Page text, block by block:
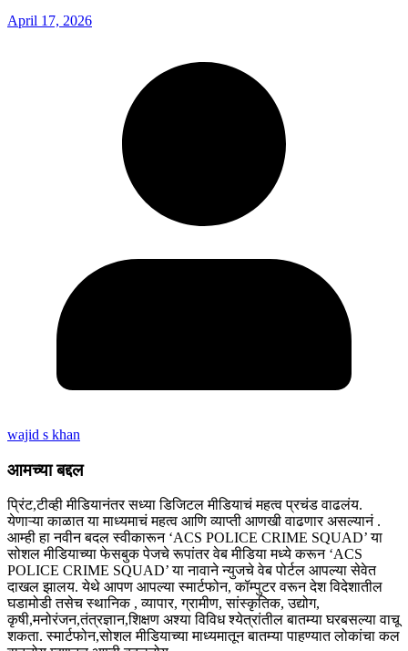
April 17, 2026
wajid s khan
आमच्या बद्दल
प्रिंट,टीव्ही मीडियानंतर सध्या डिजिटल मीडियाचं महत्व प्रचंड वाढलंय.
येणाऱ्या काळात या माध्यमाचं महत्व आणि व्याप्ती आणखी वाढणार असल्यानं .
आम्ही हा नवीन बदल स्वीकारून ‘ACS POLICE CRIME SQUAD’ या
सोशल मीडियाच्या फेसबुक पेजचे रूपांतर वेब मीडिया मध्ये करून ‘ACS
POLICE CRIME SQUAD’ या नावाने न्युजचे वेब पोर्टल आपल्या सेवेत
दाखल झालय. येथे आपण आपल्या स्मार्टफोन, कॉम्पुटर वरून देश विदेशातील
घडामोडी तसेच स्थानिक , व्यापार, ग्रामीण, सांस्कृतिक, उद्योग,
कृषी,मनोरंजन,तंत्रज्ञान,शिक्षण अश्या विविध श्येत्रांतील बातम्या घरबसल्या वाचू
शकता. स्मार्टफोन,सोशल मीडियाच्या माध्यमातून बातम्या पाहण्यात लोकांचा कल